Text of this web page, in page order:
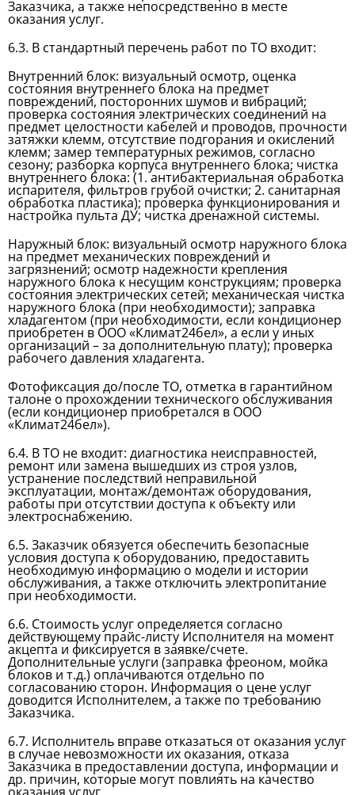
Заказчика, а также непосредственно в месте
оказания услуг.
6.3. В стандартный перечень работ по ТО входит:
Внутренний блок: визуальный осмотр, оценка
состояния внутреннего блока на предмет
повреждений, посторонних шумов и вибраций;
проверка состояния электрических соединений на
предмет целостности кабелей и проводов, прочности
затяжки клемм, отсутствие подгорания и окислений
клемм; замер температурных режимов, согласно
сезону; разборка корпуса внутреннего блока; чистка
внутреннего блока: (1. антибактериальная обработка
испарителя, фильтров грубой очистки; 2. cанитарная
обработка пластика); проверка функционирования и
настройка пульта ДУ; чистка дренажной системы.
Наружный блок: визуальный осмотр наружного блока
на предмет механических повреждений и
загрязнений; осмотр надежности крепления
наружного блока к несущим конструкциям; проверка
состояния электрических сетей; механическая чистка
наружного блока (при необходимости); заправка
хладагентом (при необходимости, если кондиционер
приобретен в ООО «Климат24бел», а если у иных
организаций – за дополнительную плату); проверка
рабочего давления хладагента.
Фотофиксация до/после ТО, отметка в гарантийном
талоне о прохождении технического обслуживания
(если кондиционер приобретался в ООО
«Климат24бел»).
6.4. В ТО не входит: диагностика неисправностей,
ремонт или замена вышедших из строя узлов,
устранение последствий неправильной
эксплуатации, монтаж/демонтаж оборудования,
работы при отсутствии доступа к объекту или
электроснабжению.
6.5. Заказчик обязуется обеспечить безопасные
условия доступа к оборудованию, предоставить
необходимую информацию о модели и истории
обслуживания, а также отключить электропитание
при необходимости.
6.6. Стоимость услуг определяется согласно
действующему прайс-листу Исполнителя на момент
акцепта и фиксируется в заявке/счете.
Дополнительные услуги (заправка фреоном, мойка
блоков и т.д.) оплачиваются отдельно по
согласованию сторон. Информация о цене услуг
доводится Исполнителем, а также по требованию
Заказчика.
6.7. Исполнитель вправе отказаться от оказания услуг
в случае невозможности их оказания, отказа
Заказчика в предоставлении доступа, информации и
др. причин, которые могут повлиять на качество